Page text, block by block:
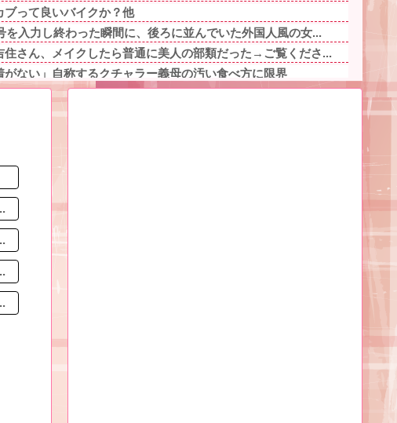
ブって良いバイクか？他
を入力し終わった瞬間に、後ろに並んでいた外国人風の女...
住さん、メイクしたら普通に美人の部類だった→ご覧くださ...
がない」自称するクチャラー義母の汚い食べ方に限界
を描く過程をタイムラプスで動画にしました！」→とんでも...
さい』と言ってもきれいに書いてくれない」って、それ自体...